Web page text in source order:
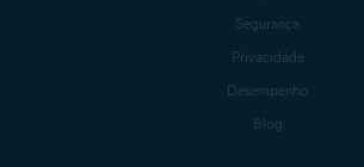
Segurança
Privacidade
Desempenho
Blog